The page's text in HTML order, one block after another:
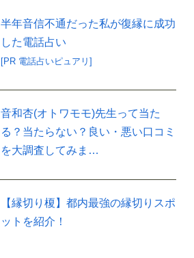
半年音信不通だった私が復縁に成功
した電話占い
[PR 電話占いピュアリ]
音和杏(オトワモモ)先生って当た
る？当たらない？良い・悪い口コミ
を大調査してみま…
【縁切り榎】都内最強の縁切りスポ
ットを紹介！